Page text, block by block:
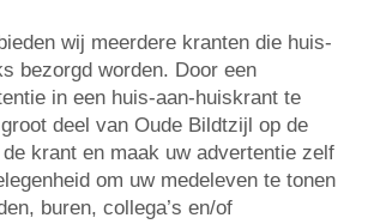
wij meerdere kranten die huis-
bezorgd worden. Door een
in een huis-aan-huiskrant te
deel van Oude Bildtzijl op de
krant en maak uw advertentie zelf
om uw medeleven te tonen
buren, collega’s en/of